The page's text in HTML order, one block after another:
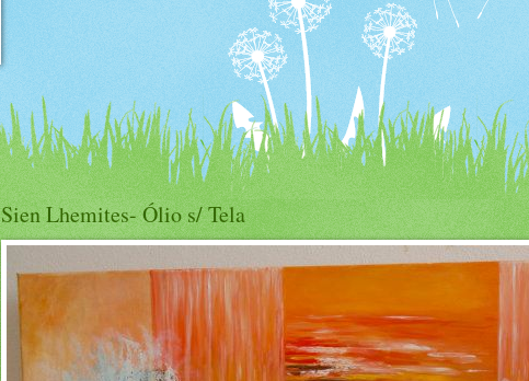
Sien Lhemites- Ólio s/ Tela